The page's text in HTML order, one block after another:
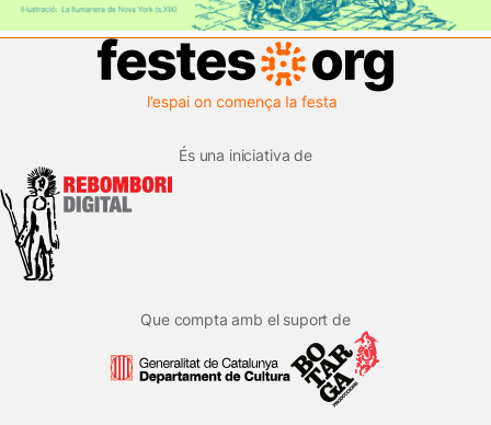
És una iniciativa de
Que compta amb el suport de